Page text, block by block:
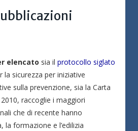
elencato sia il protocollo siglato
la sicurezza per iniziative
sulla prevenzione, sia la Carta
raccoglie i maggiori
che di recente hanno
la formazione e l’edilizia